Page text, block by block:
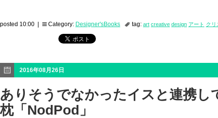
posted 10:00 | Category: Designer'sBooks tag: art creative design アート クリ
2016年08月26日
ありそうでなかったイスと連携し
枕「NodPod」